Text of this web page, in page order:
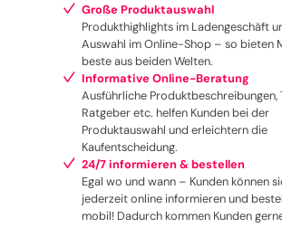
Große Produktauswahl
Produkthighlights im Ladengeschäft
Auswahl im Online-Shop – so bieten
beste aus beiden Welten.
Informative Online-Beratung
Ausführliche Produkt­be­schreib­ungen,
Ratgeber etc. helfen Kunden bei der
Produktauswahl und erleichtern die
Kaufentscheidung.
24/7 informieren & bestellen
Egal wo und wann – Kunden können
jederzeit online informieren und
mobil! Dadurch kommen Kunden